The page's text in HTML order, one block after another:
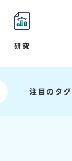
研究
注目のタグ